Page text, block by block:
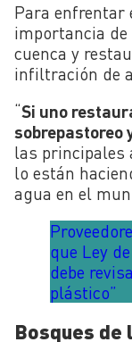
Para enfrentar
importancia
cuenca y
infiltración de
“Si uno
sobrepastoreo
las principales
lo están
agua en el
que Ley
debe
plástico”
Bosques de